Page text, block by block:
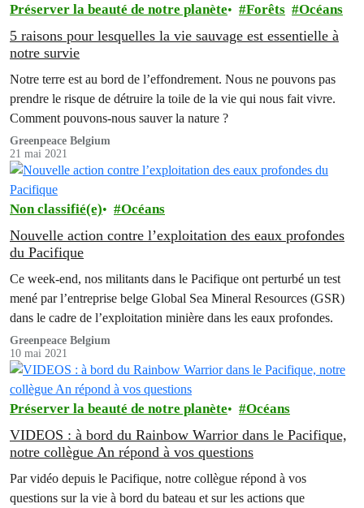
Préserver la beauté de notre planète Forêts Océans
5 raisons pour lesquelles la vie sauvage est essentielle à
notre survie
Notre terre est au bord de l’effondrement. Nous ne pouvons pas
prendre le risque de détruire la toile de la vie qui nous fait vivre.
Comment pouvons-nous sauver la nature ?
Greenpeace Belgium
21 mai 2021
Non classifié(e) Océans
Nouvelle action contre l’exploitation des eaux profondes
du Pacifique
Ce week-end, nos militants dans le Pacifique ont perturbé un test
mené par l’entreprise belge Global Sea Mineral Resources (GSR)
dans le cadre de l’exploitation minière dans les eaux profondes.
Greenpeace Belgium
10 mai 2021
Préserver la beauté de notre planète Océans
VIDEOS : à bord du Rainbow Warrior dans le Pacifique,
notre collègue An répond à vos questions
Par vidéo depuis le Pacifique, notre collègue répond à vos
questions sur la vie à bord du bateau et sur les actions que